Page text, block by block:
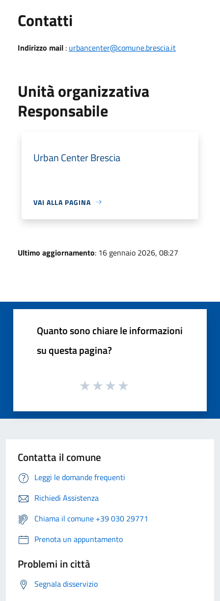
Contatti
Indirizzo mail : urbancenter@comune.brescia.it
Unità organizzativa
Responsabile
Urban Center Brescia
VAI ALLA PAGINA
Ultimo aggiornamento: 16 gennaio 2026, 08:27
Quanto sono chiare le informazioni
su questa pagina?
Contatta il comune
Leggi le domande frequenti
Richiedi Assistenza
Chiama il comune +39 030 29771
Prenota un appuntamento
Problemi in città
Segnala disservizio